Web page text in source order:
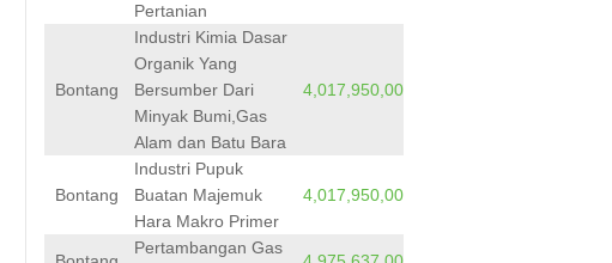
Pertanian
Bontang
Industri Kimia Dasar
Organik Yang
Bersumber Dari
Minyak Bumi,Gas
Alam dan Batu Bara
4,017,950,00
Bontang
Industri Pupuk
Buatan Majemuk
Hara Makro Primer
4,017,950,00
Pertambangan Gas